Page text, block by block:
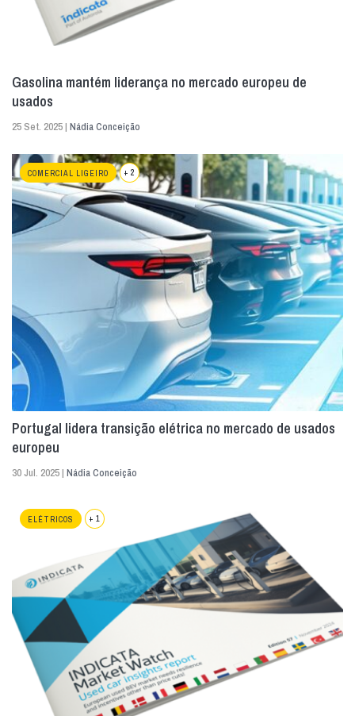
Gasolina mantém liderança no mercado europeu de
usados
25 Set. 2025 | Nádia Conceição
COMERCIAL LIGEIRO + 2
Portugal lidera transição elétrica no mercado de usados
europeu
30 Jul. 2025 | Nádia Conceição
ELÉTRICOS + 1